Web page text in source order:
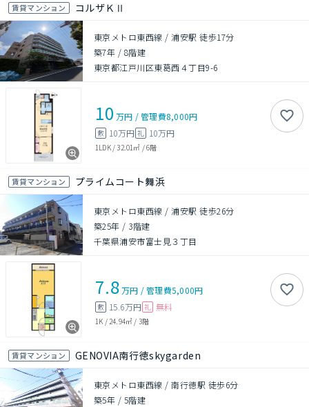
賃貸マンション コルザＫⅡ
東京メトロ東西線 / 浦安駅 徒歩17分
築7年 / 8階建
東京都江戸川区東葛西４丁目9-6
10 万円 /管理費8,000円
敷 10万円 礼 10万円
1LDK/32.01㎡ /6階
賃貸マンション プライムコート舞浜
東京メトロ東西線 / 浦安駅 徒歩26分
築25年 / 3階建
千葉県浦安市富士見３丁目
7.8万円 /管理費5,000円
敷 15.6万円 礼 無料
1K / 24.94㎡ / 3階
賃貸マンション GENOVIA南行徳skygarden
東京メトロ東西線 / 南行徳駅 徒歩6分
築5年 / 5階建